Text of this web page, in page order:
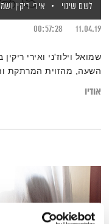
לשם שינוי
אירי ריקין
11.04.19
00:57:28
שמואל וילוז'ני ואירי
השעה, מהזוית המרתקת
אודיו